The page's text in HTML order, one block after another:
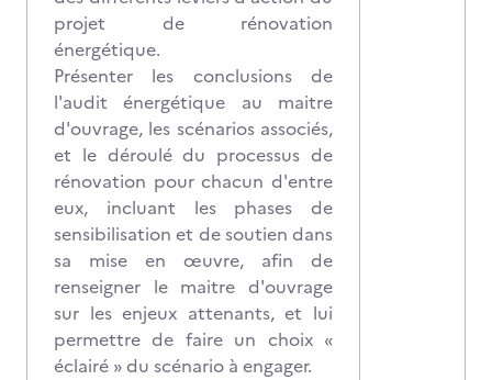
projet de rénovation
énergétique.
Présenter les conclusions de
l'audit énergétique au maitre
d'ouvrage, les scénarios associés,
et le déroulé du processus de
rénovation pour chacun d'entre
eux, incluant les phases de
sensibilisation et de soutien dans
sa mise en œuvre, afin de
renseigner le maitre d'ouvrage
sur les enjeux attenants, et lui
permettre de faire un choix «
éclairé » du scénario à engager.